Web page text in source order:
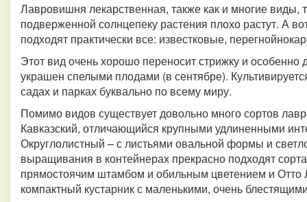
Лавровишня лекарственная, также как и многие виды,
подверженной солнцепеку растения плохо растут. А
подходят практически все: известковые,
Этот вид очень хорошо переносит стрижку и особенно
украшен спелыми плодами (в сентябре).
садах и парках буквально по всему миру.
Помимо видов существует довольно много сортов
Кавказский, отличающийся крупными удлиненными
Округлолистный – с листьями овальной формы и
выращивания в контейнерах прекрасно подходят
прямостоячим штамбом и обильным цветением и Отто
компактный кустарник с маленькими, очень